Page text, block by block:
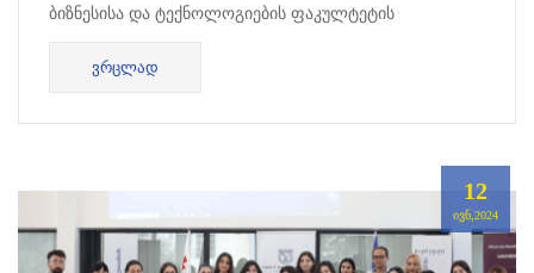
ბიზნესისა და ტექნოლოგიების ფაკულტეტის
აფილირებული პროფესორის, იზოლდა ხოხაშვილის
წიგნის - „ანიმაცია ტურიზმში&ldqu...
ᲕᲠᲪᲚᲐᲓ
12
ᲘᲕᲜ,2024